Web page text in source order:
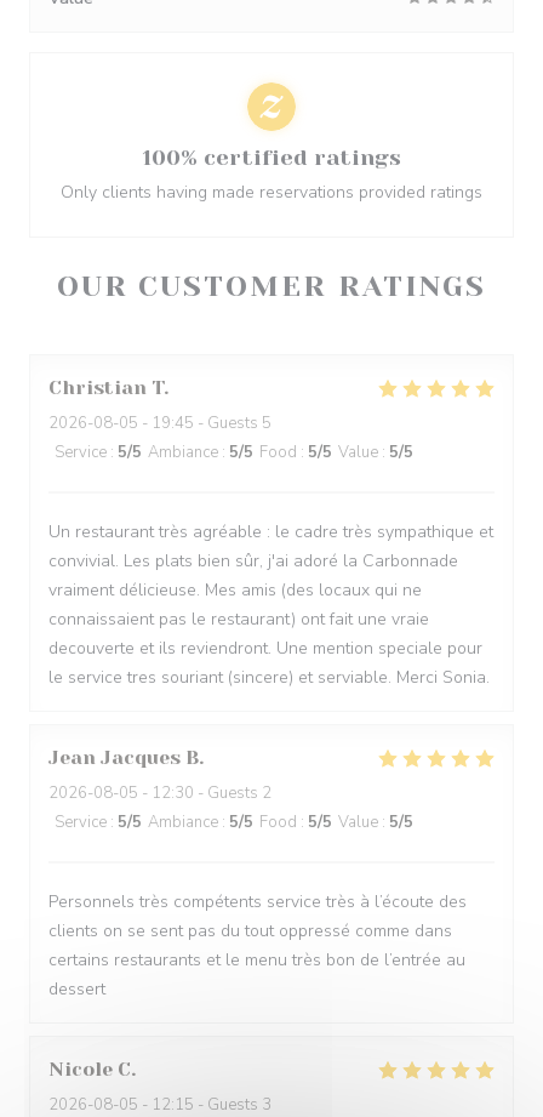
OUR CUSTOMER RATINGS
Christian T
2026-08-05 - 19:45 - Guests 5
Service : 5/5 Ambiance : 5/5 Food : 5/5 Value : 5/5
Un restaurant très agréable : le cadre très sympathique et
convivial. Les plats bien sûr, j'ai adoré la Carbonnade
vraiment délicieuse. Mes amis (des locaux qui ne
connaissaient pas le restaurant) ont fait une vraie
decouverte et ils reviendront. Une mention speciale pour
le service tres souriant (sincere) et serviable. Merci Sonia.
Jean Jacques B
2026-08-05 - 12:30 - Guests 2
Service : 5/5 Ambiance : 5/5 Food : 5/5 Value : 5/5
Personnels très compétents service très à l’écoute des
clients on se sent pas du tout oppressé comme dans
certains restaurants et le menu très bon de l’entrée au
dessert
Nicole C
2026-08-05 - 12:15 - Guests 3
100% certified ratings
Only clients having made reservations provided ratings